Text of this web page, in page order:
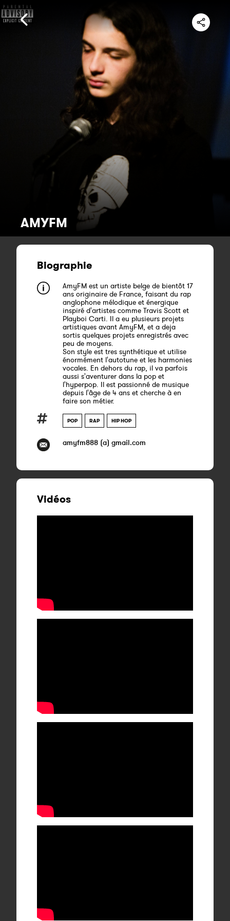
AMYFM
Biographie
AmyFM est un artiste belge de bientôt 17
ans originaire de France, faisant du rap
anglophone mélodique et énergique
inspiré d'artistes comme Travis Scott et
Playboi Carti. Il a eu plusieurs projets
artistiques avant AmyFM, et a deja
sortis quelques projets enregistrés avec
peu de moyens.
Son style est tres synthétique et utilise
énormément l'autotune et les harmonies
vocales. En dehors du rap, il va parfois
aussi s'aventurer dans la pop et
l'hyperpop. Il est passionné de musique
depuis l'âge de 4 ans et cherche à en
faire son métier.
POP RAP HIP HOP
amyfm888 (a) gmail.com
Vidéos